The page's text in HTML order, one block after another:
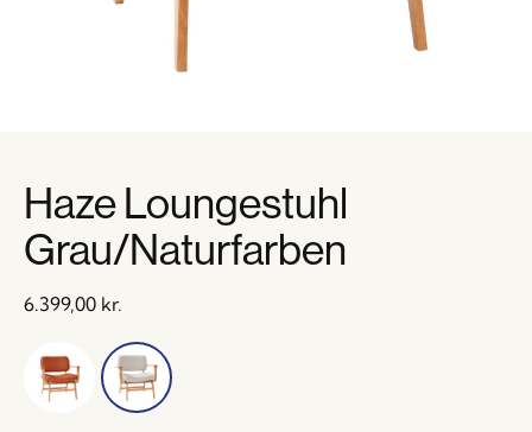
Haze Loungestuhl
Grau/Naturfarben
6.399,00 kr.